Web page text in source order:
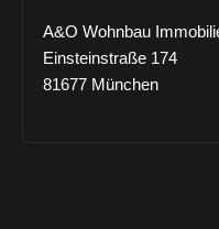
A&O Wohnbau
Einsteinstraße 174
81677 München